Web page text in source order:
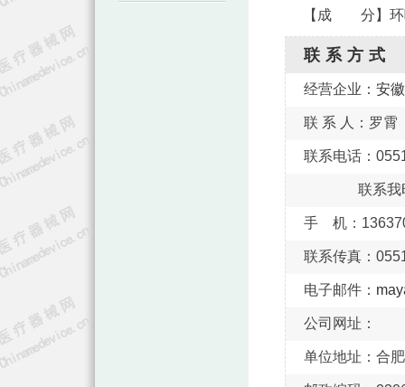
【成 分】环
联系方式
经营企业： 安
联 系 人：罗霄
联系电话：
联系我
手 机：
联系传真：
电子邮件：
公司网址：
单位地址：合